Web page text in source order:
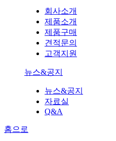
회사소개
제품소개
제품구매
견적문의
고객지원
뉴스&공지
뉴스&공지
자료실
Q&A
홈으로